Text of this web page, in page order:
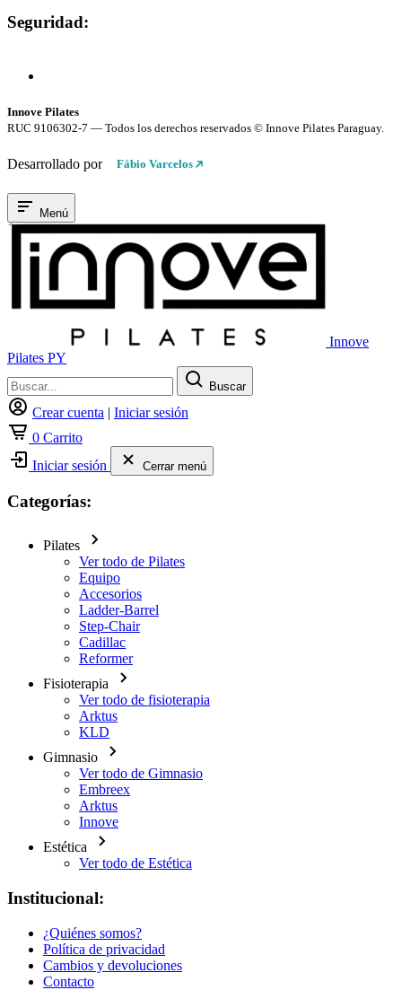
Seguridad:
Innove Pilates
RUC 9106302-7 — Todos los derechos reservados © Innove Pilates Paraguay.
Desarrollado por Fábio Varcelos
Menú
Innove
Pilates PY
Buscar
Crear cuenta | Iniciar sesión
0 Carrito
Iniciar sesión
Cerrar menú
Categorías:
Pilates
Ver todo de Pilates
Equipo
Accesorios
Ladder-Barrel
Step-Chair
Cadillac
Reformer
Fisioterapia
Ver todo de fisioterapia
Arktus
KLD
Gimnasio
Ver todo de Gimnasio
Embreex
Arktus
Innove
Estética
Ver todo de Estética
Institucional:
¿Quiénes somos?
Política de privacidad
Cambios y devoluciones
Contacto